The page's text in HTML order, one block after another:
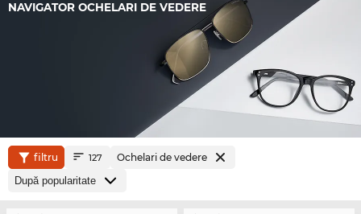
NAVIGATOR OCHELARI DE VEDERE
filtru 127 Ochelari de vedere